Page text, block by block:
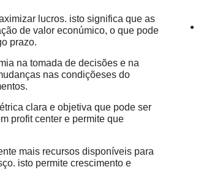
lucros. isto significa que as
de valor econúmico, o que pode
prazo.
na tomada de decisões e na
nas condiçõeses do
clara e objetiva que pode ser
profit center e permite que
mais recursos disponíveis para
isto permite crescimento e